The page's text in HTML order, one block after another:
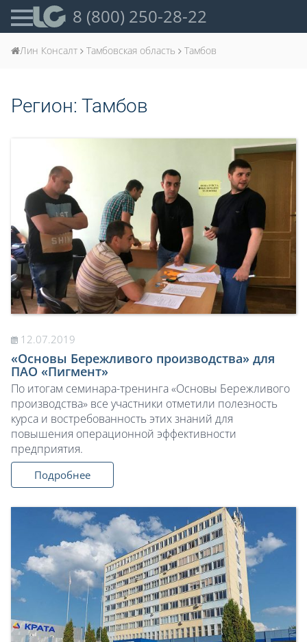
8 (800) 250-28-22
Лин Консалт Тамбовская область Тамбов
Регион: Тамбов
12.07.2019
«Основы Бережливого производства» для
ПАО «Пигмент»
По итогам семинара-тренинга «Основы Бережливого
производства» все участники отметили полезность
курса и востребованность этих знаний для
повышения операционной эффективности
предприятия.
Подробнее